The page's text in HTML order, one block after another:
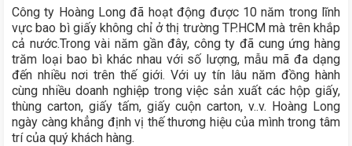
Công ty Hoàng Long đã hoạt động được 10 năm trong lĩnh
vực bao bì giấy không chỉ ở thị trường TP.HCM mà trên khắp
cả nước.Trong vài năm gần đây, công ty đã cung ứng hàng
trăm loại bao bì khác nhau với số lượng, mẫu mã đa dạng
đến nhiều nơi trên thế giới. Với uy tín lâu năm đồng hành
cùng nhiều doanh nghiệp trong việc sản xuất các hộp giấy,
thùng carton, giấy tấm, giấy cuộn carton, v..v. Hoàng Long
ngày càng khẳng định vị thế thương hiệu của mình trong tâm
trí của quý khách hàng.